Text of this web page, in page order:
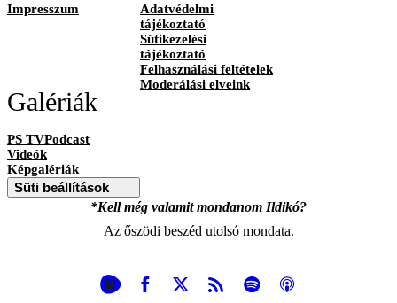
Impresszum
Adatvédelmi
tájékoztató
Sütikezelési
tájékoztató
Felhasználási feltételek
Moderálási elveink
Galériák
PS TVPodcast
Videók
Képgalériák
Süti beállítások
*Kell még valamit mondanom Ildikó?
Az őszödi beszéd utolsó mondata.